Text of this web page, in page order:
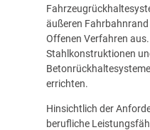
äußeren
Offenen Verfahren
Stahlkonstruktionen
errichten.
Hinsichtlich der
berufliche